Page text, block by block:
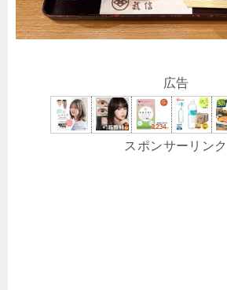
広告
スポンサーリンク